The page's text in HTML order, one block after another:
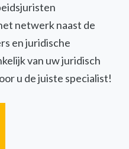
netwerk naast de
en juridische
van uw juridisch
u de juiste specialist!